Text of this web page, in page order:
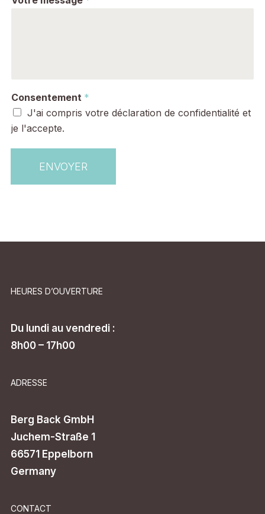
Consentement *
J'ai compris votre déclaration de confidentialité et
je l'accepte.
ENVOYER
HEURES D’OUVERTURE
Du lundi au vendredi :
8h00 – 17h00
ADRESSE
Berg Back GmbH
Juchem-Straße 1
66571 Eppelborn
Germany
CONTACT